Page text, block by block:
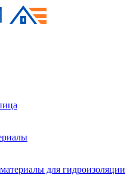
для гидроизоляции